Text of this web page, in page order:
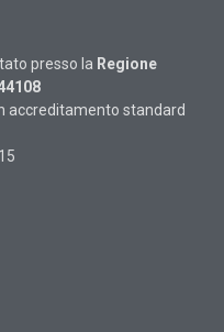
presso la Regione
accreditamento standard